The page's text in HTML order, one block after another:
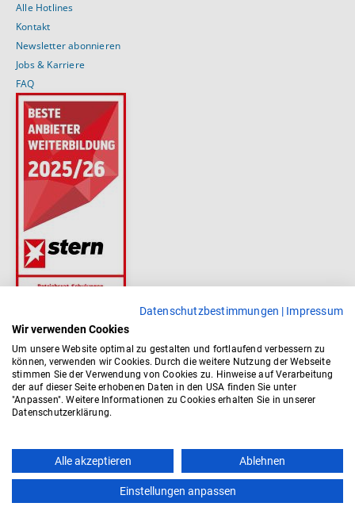
Datenschutzbestimmungen | Impressum
Wir verwenden Cookies
Um unsere Website optimal zu gestalten und fortlaufend verbessern zu
können, verwenden wir Cookies. Durch die weitere Nutzung der Webseite
stimmen Sie der Verwendung von Cookies zu. Hinweise auf Verarbeitung
der auf dieser Seite erhobenen Daten in den USA finden Sie unter
"Anpassen". Weitere Informationen zu Cookies erhalten Sie in unserer
Datenschutzerklärung.
Alle akzeptieren Ablehnen
Einstellungen anpassen
Alle Hotlines
Kontakt
Newsletter abonnieren
Jobs & Karriere
FAQ
Kontakt AGB Impressum Datenschutz